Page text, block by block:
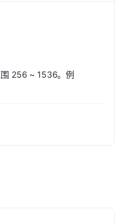
256 ~ 1536。例